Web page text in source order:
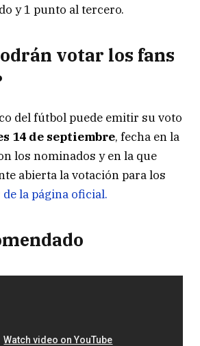
y 1 punto al tercero.
votar los fans
del fútbol puede emitir su voto
14 de septiembre, fecha en la
los nominados y en la que
abierta la votación para los
de la página oficial.